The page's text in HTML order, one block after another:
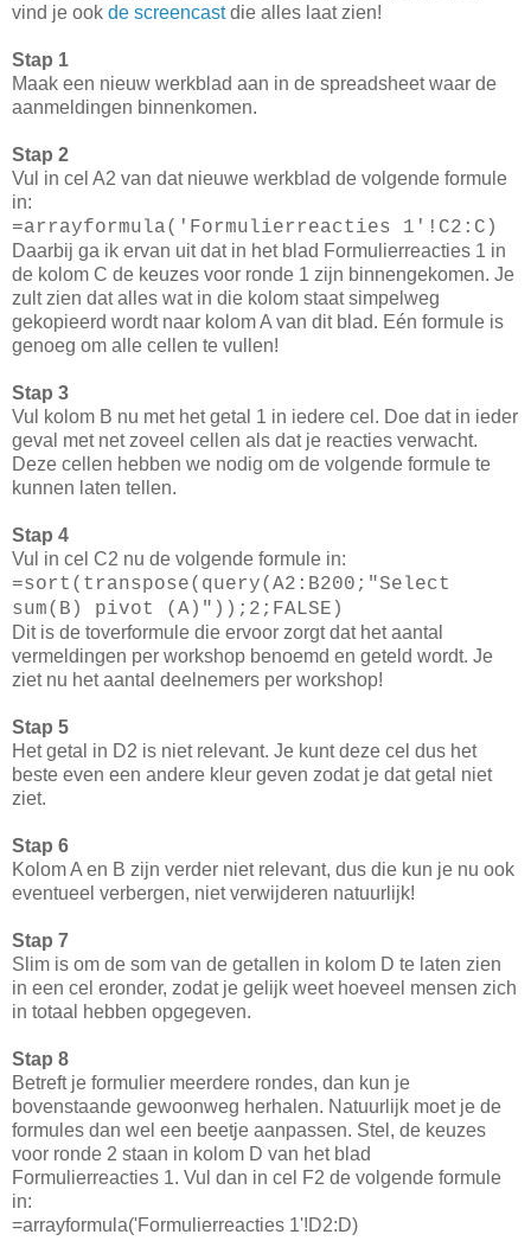
vind je ook de screencastdie alles laat zien!
Stap 1
Maak een nieuw werkblad aan in de spreadsheet waar de
aanmeldingen binnenkomen.
Stap 2
Vul in cel A2 van dat nieuwe werkblad de volgende formule
in:
=arrayformula('Formulierreacties 1'!C2:C)
Daarbij ga ik ervan uit dat in het blad Formulierreacties 1 in
de kolom C de keuzes voor ronde 1 zijn binnengekomen. Je
zult zien dat alles wat in die kolom staat simpelweg
gekopieerd wordt naar kolom A van dit blad. Eén formule is
genoeg om alle cellen te vullen!
Stap 3
Vul kolom B nu met het getal 1 in iedere cel. Doe dat in ieder
geval met net zoveel cellen als dat je reacties verwacht.
Deze cellen hebben we nodig om de volgende formule te
kunnen laten tellen.
Stap 4
Vul in cel C2 nu de volgende formule in:
=sort(transpose(query(A2:B200;"Select
sum(B) pivot (A)"));2;FALSE)
Dit is de toverformule die ervoor zorgt dat het aantal
vermeldingen per workshop benoemd en geteld wordt. Je
ziet nu het aantal deelnemers per workshop!
Stap 5
Het getal in D2 is niet relevant. Je kunt deze cel dus het
beste even een andere kleur geven zodat je dat getal niet
ziet.
Stap 6
Kolom A en B zijn verder niet relevant, dus die kun je nu ook
eventueel verbergen, niet verwijderen natuurlijk!
Stap 7
Slim is om de som van de getallen in kolom D te laten zien
in een cel eronder, zodat je gelijk weet hoeveel mensen zich
in totaal hebben opgegeven.
Stap 8
Betreft je formulier meerdere rondes, dan kun je
bovenstaande gewoonweg herhalen. Natuurlijk moet je de
formules dan wel een beetje aanpassen. Stel, de keuzes
voor ronde 2 staan in kolom D van het blad
Formulierreacties 1. Vul dan in cel F2 de volgende formule
in:
=arrayformula('Formulierreacties 1'!D2:D)